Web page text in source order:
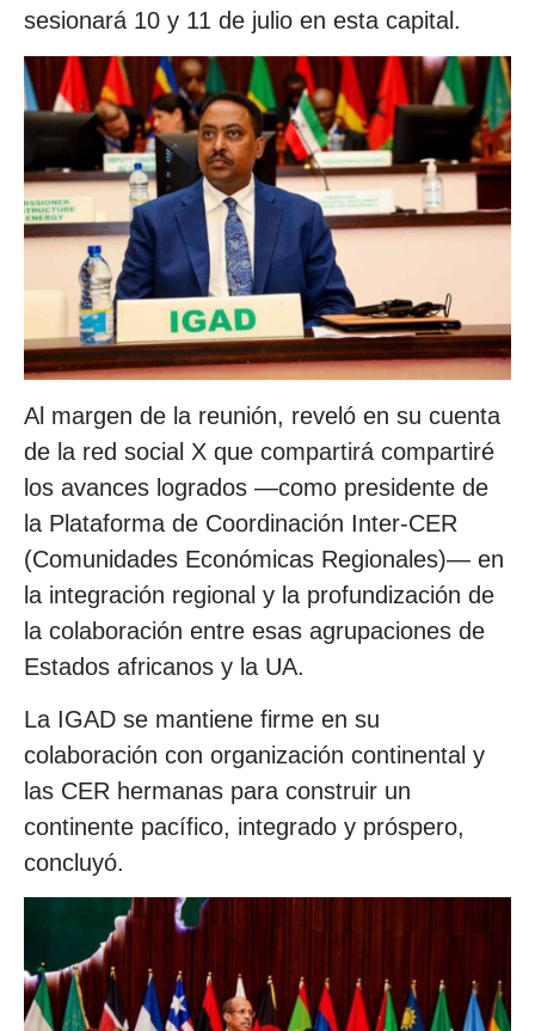
sesionará 10 y 11 de julio en esta capital.
Al margen de la reunión, reveló en su cuenta
de la red social X que compartirá compartiré
los avances logrados —como presidente de
la Plataforma de Coordinación Inter-CER
(Comunidades Económicas Regionales)— en
la integración regional y la profundización de
la colaboración entre esas agrupaciones de
Estados africanos y la UA.
La IGAD se mantiene firme en su
colaboración con organización continental y
las CER hermanas para construir un
continente pacífico, integrado y próspero,
concluyó.